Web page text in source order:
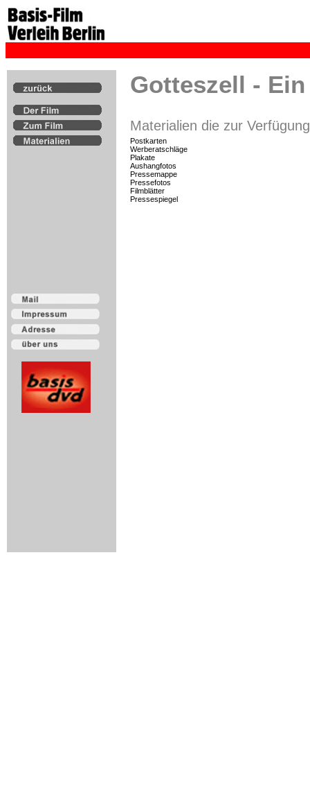
Gotteszell -
Materialien die zur
Postkarten
Werberatschläge
Plakate
Aushangfotos
Pressemappe
Pressefotos
Filmblätter
Pressespiegel